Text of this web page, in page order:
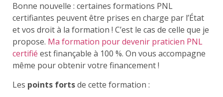
Bonne nouvelle : certaines formations PNL
certifiantes peuvent être prises en charge par l’État
et vos droit à la formation ! C’est le cas de celle que je
propose. Ma formation pour devenir praticien PNL
certifié est finançable à 100 %. On vous accompagne
même pour obtenir votre financement !
Les points fortsde cette formation :